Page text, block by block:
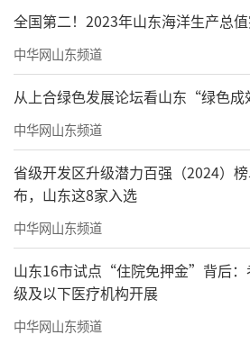
全国第二！2023年山东海洋生产总
中华网山东频道
从上合绿色发展论坛看山东“绿色成
中华网山东频道
省级开发区升级潜力百强（2024）
布，山东这8家入选
中华网山东频道
山东16市试点“住院免押金”背后：
级及以下医疗机构开展
中华网山东频道